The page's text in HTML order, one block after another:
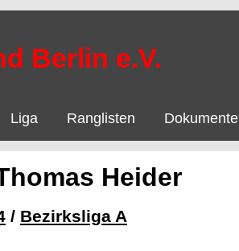
Berlin e.V.
Liga Ranglisten Dokumente
Heider
/ Bezirksliga A